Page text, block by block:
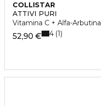
COLLISTAR
ATTIVI PURI
Vitamina C + Alfa-Arbutina
52,90 € 4 1